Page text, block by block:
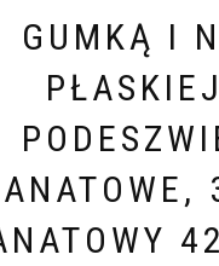
GUMKĄ I
PŁASKIEJ